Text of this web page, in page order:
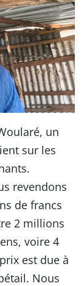
un
sur les
revendons
de francs
2 millions
voire 4
est due à
Nous